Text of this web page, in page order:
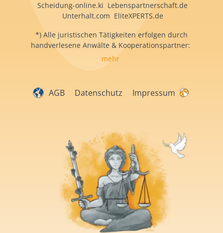
Scheidung-online.ki Lebenspartnerschaft.de
Unterhalt.com EliteXPERTS.de
*) Alle juristischen Tätigkeiten erfolgen durch
handverlesene Anwälte & Kooperationspartner:
mehr
AGB Datenschutz Impressum